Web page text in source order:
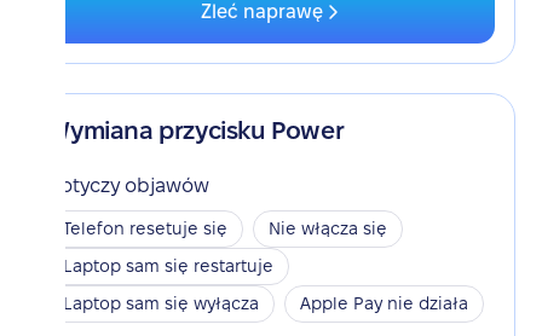
Zleć naprawę
Wymiana przycisku Power
Dotyczy objawów
Telefon resetuje się
Nie włącza się
Laptop sam się restartuje
Laptop sam się wyłącza
Apple Pay nie działa